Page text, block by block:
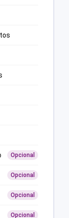
Opcional
Opcional
Opcional
Opcional